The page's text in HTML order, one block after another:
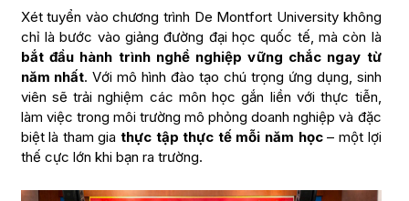
Xét tuyển vào chương trình De Montfort University không
chỉ là bước vào giảng đường đại học quốc tế, mà còn là
bắt đầu hành trình nghề nghiệp vững chắc ngay từ
năm nhất. Với mô hình đào tạo chú trọng ứng dụng, sinh
viên sẽ trải nghiệm các môn học gắn liền với thực tiễn,
làm việc trong môi trường mô phỏng doanh nghiệp và đặc
biệt là tham gia thực tập thực tế mỗi năm học– một lợi
thế cực lớn khi bạn ra trường.